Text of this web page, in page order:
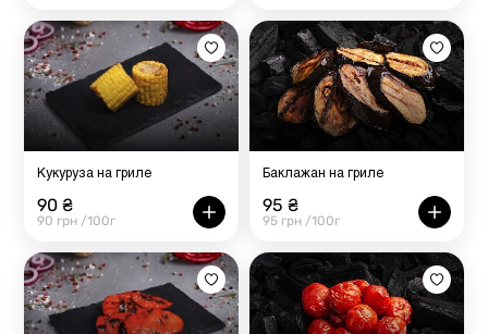
Кукуруза на гриле
90 ₴
90 грн /100г
Баклажан на гриле
95 ₴
95 грн /100г